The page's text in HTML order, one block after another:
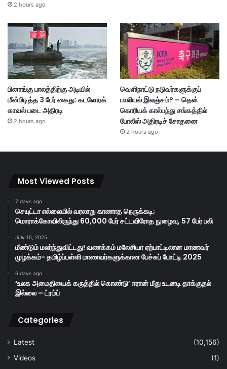
2 hours ago
பினாங்கு பாலத்திற்கு அடியில்
மீன்பிடித்த 3 பேர் கைது: கடலோரக்
காவல் படை அதிரடி
2 hours ago
வெளிநாட்டு நடுவர்களுக்குப்
பாலியல் இலஞ்சம்? – தென்
கொரியக் கால்பந்து சங்கத்தில்
போலீஸ் அதிரடிச் சோதனை
2 hours ago
Most Viewed Posts
7 days ago
செயுட்டா எல்லையில் வரலாறு காணாத நெருக்கடி;
மொராக்கோவிலிருந்து 60,000 பேர் சட்டவிரோத நுழைவு, 57 பேர் பலி
July 15, 2025
மீண்டும் மலர்ந்துவிட்டது! வணக்கம் மலேசியா ஏற்பாட்டிலான மாணவர்
முழக்கம்- தமிழ்ப்பள்ளி மாணவர்களுக்கான பேச்சுப் போட்டி 2025
6 days ago
‘உலக அமைதியைக் கருத்தில் கொண்டு’ ஈரான் மீது உடனடி தாக்குதல்
இல்லை – ட்ரம்ப்
Categories
Latest
(10,156)
Videos
(1)